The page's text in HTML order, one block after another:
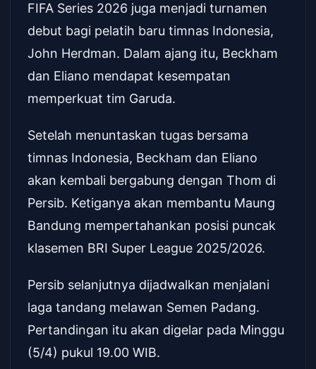
FIFA Series 2026 juga menjadi turnamen
debut bagi pelatih baru timnas Indonesia,
John Herdman. Dalam ajang itu, Beckham
dan Eliano mendapat kesempatan
memperkuat tim Garuda.
Setelah menuntaskan tugas bersama
timnas Indonesia, Beckham dan Eliano
akan kembali bergabung dengan Thom di
Persib. Ketiganya akan membantu Maung
Bandung mempertahankan posisi puncak
klasemen BRI Super League 2025/2026.
Persib selanjutnya dijadwalkan menjalani
laga tandang melawan Semen Padang.
Pertandingan itu akan digelar pada Minggu
(5/4) pukul 19.00 WIB.